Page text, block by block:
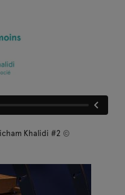
Khalidi #2 ©